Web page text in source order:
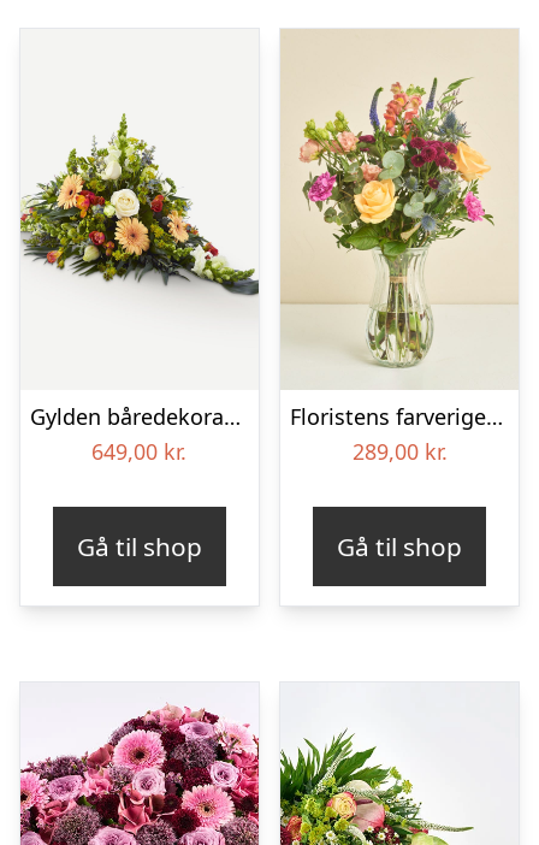
Gylden båredekoration
649,00 kr.
Gå til shop
Floristens farverige kondolencebuket
289,00 kr.
Gå til shop